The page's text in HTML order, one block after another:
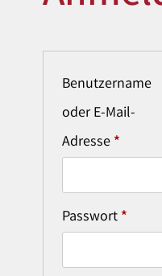
Benutzername
oder E-Mail-
Adresse*
Passwort*